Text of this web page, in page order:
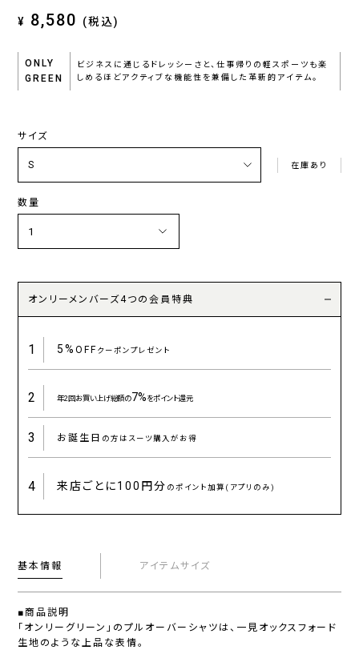
¥ 8,580 (税込)
ONLY
GREEN
ビジネスに通じるドレッシーさと、仕事帰りの軽スポーツも楽
しめるほどアクティブな機能性を兼備した革新的アイテム。
サイズ
在庫あり
数量
オンリーメンバーズ4つの会員特典
1 5%OFFクーポンプレゼント
2 年2回お買い上げ総額の7%をポイント還元
3 お誕生日 の方はスーツ購入がお得
4 来店ごとに100円分 のポイント加算(アプリのみ)
基本情報 アイテムサイズ
■商品説明
「オンリーグリーン」のプルオーバーシャツは、一見オックスフォード
生地のような上品な表情。